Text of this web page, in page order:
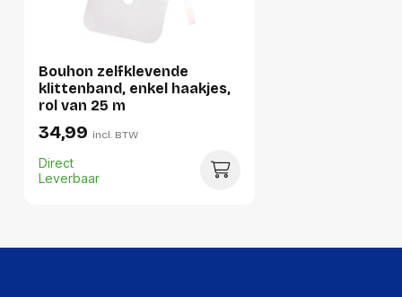
Per stuk
Breedte:
260 millimeter
Hoogte:
Lengte:
Gewicht:
382 gram
Bouhon zelfklevende
klittenband, enkel haakjes,
rol van 25 m
34,99 incl. BTW
Direct
Leverbaar